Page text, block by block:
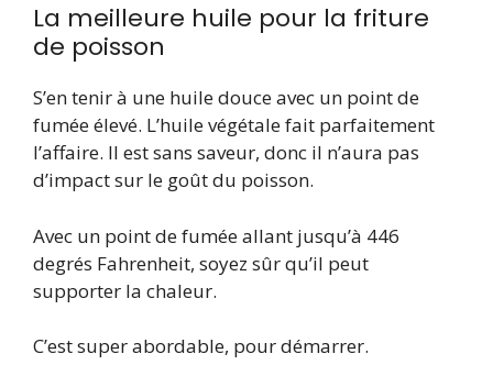
La meilleure huile pour la friture
de poisson
S’en tenir à une huile douce avec un point de
fumée élevé. L’huile végétale fait parfaitement
l’affaire. Il est sans saveur, donc il n’aura pas
d’impact sur le goût du poisson.
Avec un point de fumée allant jusqu’à 446
degrés Fahrenheit, soyez sûr qu’il peut
supporter la chaleur.
C’est super abordable, pour démarrer.